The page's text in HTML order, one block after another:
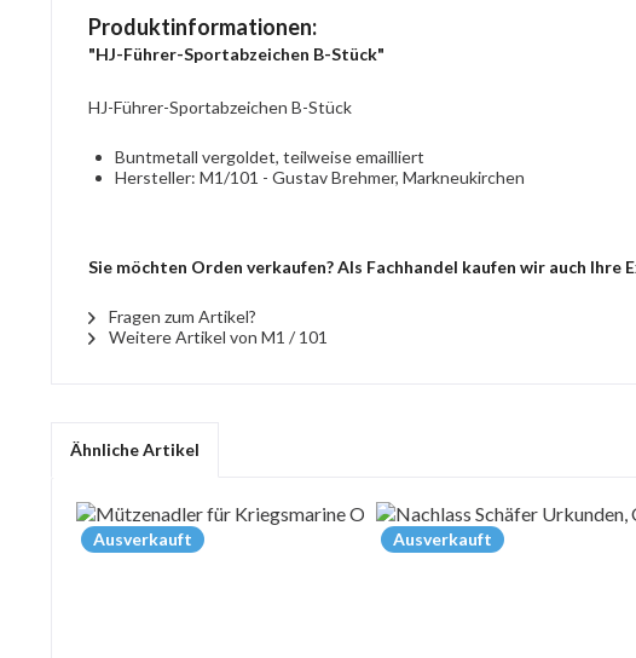
Produktinformationen:
"HJ-Führer-Sportabzeichen B-Stück"
HJ-Führer-Sportabzeichen B-Stück
Buntmetall vergoldet, teilweise emailliert
Hersteller: M1/101 - Gustav Brehmer, Markneukirchen
Sie möchten Orden verkaufen? Als Fachhandel kaufen wir auch
Fragen zum Artikel?
Weitere Artikel von M1 / 101
Ähnliche Artikel
Ausverkauft Ausverkauft